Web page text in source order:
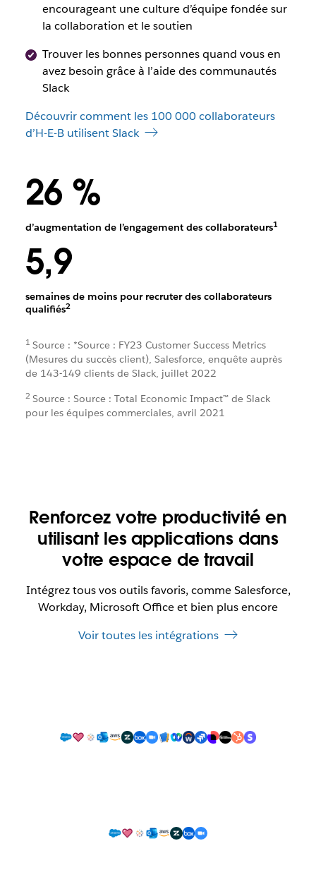
encourageant une culture d’équipe fondée sur
la collaboration et le soutien
Trouver les bonnes personnes quand vous en
avez besoin grâce à l’aide des communautés
Slack
Découvrir comment les 100 000 collaborateurs
d’H-E-B utilisent Slack
26 %
d’augmentation de l’engagement des collaborateurs1
5,9
semaines de moins pour recruter des collaborateurs
qualifiés2
1 Source : *Source : FY23 Customer Success Metrics
(Mesures du succès client), Salesforce, enquête auprès
de 143-149 clients de Slack, juillet 2022
2 Source : Source : Total Economic Impact™ de Slack
pour les équipes commerciales, avril 2021
Renforcez votre productivité en
utilisant les applications dans
votre espace de travail
Intégrez tous vos outils favoris, comme Salesforce,
Workday, Microsoft Office et bien plus encore
Voir toutes les intégrations